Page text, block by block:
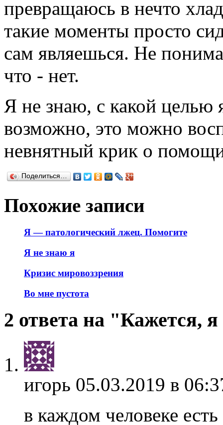
превращаюсь в нечто
такие моменты просто
сам являешься. Не
что - нет.
Я не знаю, с какой целью
возможно, это можно
невнятный крик о
Поделиться…
Похожие записи
Я — патологический лжец. Помогите
Я не знаю я
Кризис мировоззрения
Во мне пустота
2 ответа на "Кажется,
игорь 05.03.2019 в
в каждом человеке